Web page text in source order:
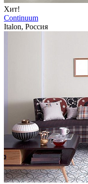
Хит!
Continuum
Italon, Россия